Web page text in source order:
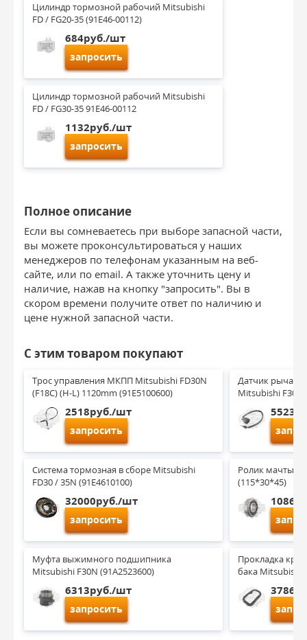
Цилиндр тормозной рабочий Mitsubishi
FD / FG20-35 (91E46-00112)
684руб./шт
запросить
Цилиндр тормозной рабочий Mitsubishi
FD / FG30-35 91E46-00112
1132руб./шт
запросить
Полное описание
Если вы сомневаетесь при выборе запасной части,
вы можете проконсультироваться у наших
менеджеров по телефонам указанным на веб-
сайте, или по email. А также уточнить цену и
наличие, нажав на кнопку "запросить". Вы в
скором времени получите ответ по наличию и
цене нужной запасной части.
С этим товаром покупают
Трос управления МКПП Mitsubishi FD30N
(F18C) (H-L) 1120mm (91E5100600)
2518руб./шт
запросить
Система тормозная в сборе Mitsubishi
FD30 / 35N (91E4610100)
32000руб./шт
запросить
Муфта выжимного подшипника
Mitsubishi F30N (91A2523600)
6313руб./шт
запросить
Датчик рычага
Mitsubishi F30N
Ролик мачты /
(115*30*45)
Прокладка
бака Mitsubishi